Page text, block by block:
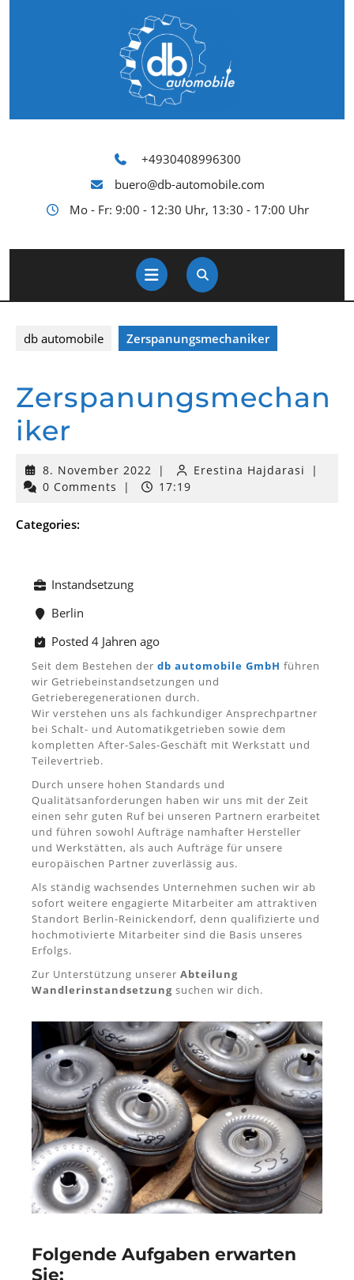
+4930408996300
buero@db-automobile.com
Mo - Fr: 9:00 - 12:30 Uhr, 13:30 - 17:00 Uhr
Open
db automobile
Zerspanungsmechaniker
Zerspanungsmechan
Iker
8. November 2022 8.
November
| Erestina Hajdarasi
|
0 Comments
| 17:19
Categories:
Instandsetzung
Berlin
Posted 4 Jahren ago
Seit dem Bestehen der db automobile GmbH führen
wir Getriebeinstandsetzungen und
Getrieberegenerationen durch.
Wir verstehen uns als fachkundiger Ansprechpartner
bei Schalt- und Automatikgetrieben sowie dem
kompletten After-Sales-Geschäft mit Werkstatt und
Teilevertrieb.
Durch unsere hohen Standards und
Qualitätsanforderungen haben wir uns mit der Zeit
einen sehr guten Ruf bei unseren Partnern erarbeitet
und führen sowohl Aufträge namhafter Hersteller
und Werkstätten, als auch Aufträge für unsere
europäischen Partner zuverlässig aus.
Als ständig wachsendes Unternehmen suchen wir ab
sofort weitere engagierte Mitarbeiter am attraktiven
Standort Berlin-Reinickendorf, denn qualifizierte und
hochmotivierte Mitarbeiter sind die Basis unseres
Erfolgs.
Zur Unterstützung unserer Abteilung
Wandlerinstandsetzung suchen wir dich.
Folgende Aufgaben erwarten
Sie: